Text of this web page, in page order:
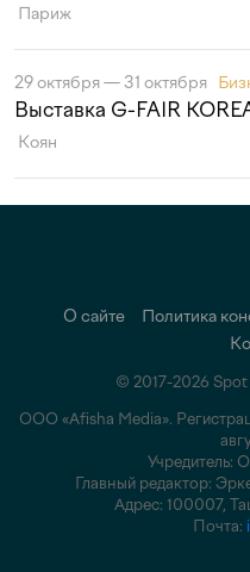
Париж
29 октября — 31 октября
Выставка G-FAIR
Коян
О сайте Политика
© 2017-2026 Spot
ООО «Afisha Media».
Учредитель:
Главный редактор:
Адрес: 100007,
Почта: